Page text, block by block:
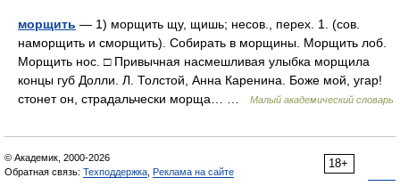
морщить — 1) морщить щу, щишь; несов., перех. 1. (сов.
наморщить и сморщить). Собирать в морщины. Морщить лоб.
Морщить нос. □ Привычная насмешливая улыбка морщила
концы губ Долли. Л. Толстой, Анна Каренина. Боже мой, угар!
стонет он, страдальчески морща… …
Малый академический словарь
18+
© Академик, 2000-2026
Обратная связь: Техподдержка Реклама на сайте